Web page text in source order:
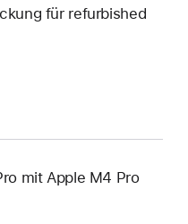
für refurbished
mit Apple M4 Pro